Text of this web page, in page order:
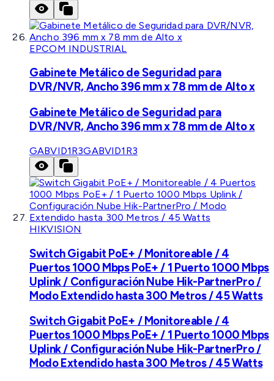
EPCOM INDUSTRIAL
Gabinete Metálico de Seguridad para
DVR/NVR, Ancho 396 mm x 78 mm de Alto x
Gabinete Metálico de Seguridad para
DVR/NVR, Ancho 396 mm x 78 mm de Alto x
GABVID1R3GABVID1R3
HIKVISION
Switch Gigabit PoE+ / Monitoreable / 4
Puertos 1000 Mbps PoE+ / 1 Puerto 1000 Mbps
Uplink / Configuración Nube Hik-PartnerPro /
Modo Extendido hasta 300 Metros / 45 Watts
Switch Gigabit PoE+ / Monitoreable / 4
Puertos 1000 Mbps PoE+ / 1 Puerto 1000 Mbps
Uplink / Configuración Nube Hik-PartnerPro /
Modo Extendido hasta 300 Metros / 45 Watts